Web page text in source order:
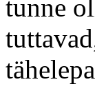
tunne